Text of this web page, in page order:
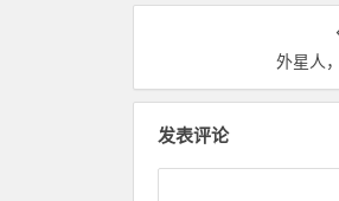
外星人
发表评论